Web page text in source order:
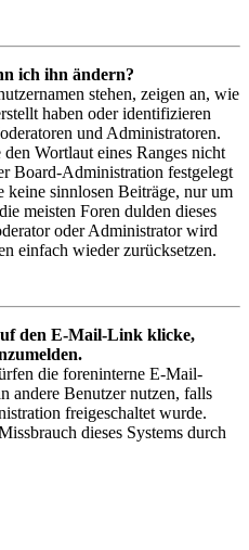
ich ihn ändern?
stehen, zeigen an, wie
haben oder identifizieren
und Administratoren.
Wortlaut eines Ranges nicht
Board-Administration festgelegt
keine sinnlosen Beiträge, nur um
meisten Foren dulden dieses
oder Administrator wird
einfach wieder zurücksetzen.
den E-Mail-Link klicke,
die foreninterne E-Mail-
andere Benutzer nutzen, falls
freigeschaltet wurde.
dieses Systems durch